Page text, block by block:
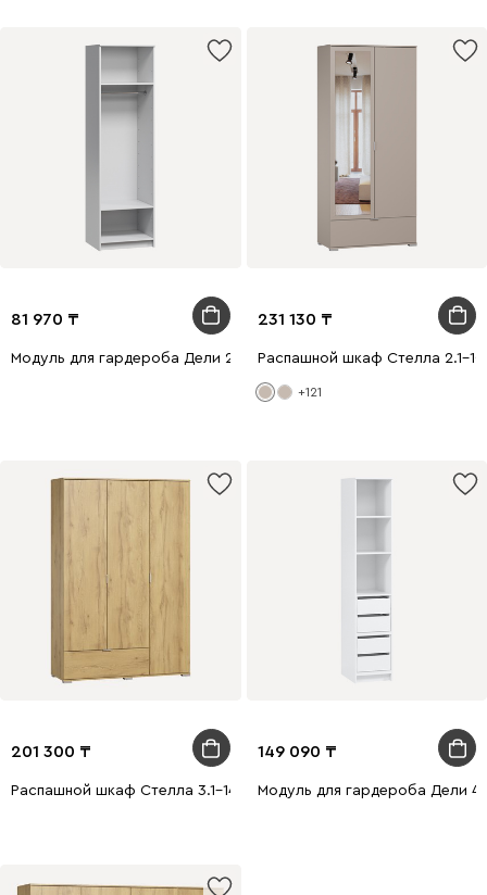
81 970
Модуль для гардероба Дели 2-60x210 Белый
231 130
Распашной шкаф Стелла 2.1-
+121
201 300
Распашной шкаф Стелла 3.1-140x210 Дуб Золотистый
149 090
Модуль для гардероба Дели